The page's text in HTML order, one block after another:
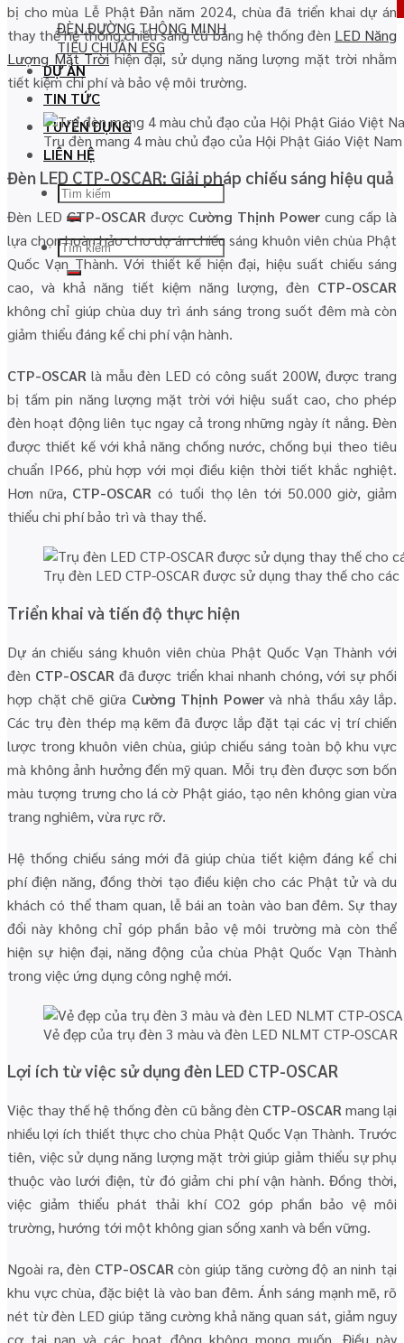
ĐÈN ĐƯỜNG THÔNG MINH
TIÊU CHUẨN ESG
DỰ ÁN
TIN TỨC
TUYỂN DỤNG
LIÊN HỆ
Search
for:
Search
for:
bị cho mùa Lễ Phật Đản năm 2024, chùa đã triển khai dự án
thay thế hệ thống chiếu sáng cũ bằng hệ thống đèn LED Năng
Lượng Mặt Trờihiện đại, sử dụng năng lượng mặt trời nhằm
tiết kiệm chi phí và bảo vệ môi trường.
Trụ đèn mang 4 màu chủ đạo của Hội Phật Giáo Việt Nam
Đèn LED CTP-OSCAR: Giải pháp chiếu sáng hiệu quả
Đèn LED CTP-OSCAR được Cường Thịnh Power cung cấp là
lựa chọn hoàn hảo cho dự án chiếu sáng khuôn viên chùa Phật
Quốc Vạn Thành. Với thiết kế hiện đại, hiệu suất chiếu sáng
cao, và khả năng tiết kiệm năng lượng, đèn CTP-OSCAR
không chỉ giúp chùa duy trì ánh sáng trong suốt đêm mà còn
giảm thiểu đáng kể chi phí vận hành.
CTP-OSCAR là mẫu đèn LED có công suất 200W, được trang
bị tấm pin năng lượng mặt trời với hiệu suất cao, cho phép
đèn hoạt động liên tục ngay cả trong những ngày ít nắng. Đèn
được thiết kế với khả năng chống nước, chống bụi theo tiêu
chuẩn IP66, phù hợp với mọi điều kiện thời tiết khắc nghiệt.
Hơn nữa, CTP-OSCAR có tuổi thọ lên tới 50.000 giờ, giảm
thiểu chi phí bảo trì và thay thế.
Trụ đèn LED CTP-OSCAR được sử dụng thay thế cho
Triển khai và tiến độ thực hiện
Dự án chiếu sáng khuôn viên chùa Phật Quốc Vạn Thành với
đèn CTP-OSCAR đã được triển khai nhanh chóng, với sự phối
hợp chặt chẽ giữa Cường Thịnh Powervà nhà thầu xây lắp.
Các trụ đèn thép mạ kẽm đã được lắp đặt tại các vị trí chiến
lược trong khuôn viên chùa, giúp chiếu sáng toàn bộ khu vực
mà không ảnh hưởng đến mỹ quan. Mỗi trụ đèn được sơn bốn
màu tượng trưng cho lá cờ Phật giáo, tạo nên không gian vừa
trang nghiêm, vừa rực rỡ.
Hệ thống chiếu sáng mới đã giúp chùa tiết kiệm đáng kể chi
phí điện năng, đồng thời tạo điều kiện cho các Phật tử và du
khách có thể tham quan, lễ bái an toàn vào ban đêm. Sự thay
đổi này không chỉ góp phần bảo vệ môi trường mà còn thể
hiện sự hiện đại, năng động của chùa Phật Quốc Vạn Thành
trong việc ứng dụng công nghệ mới.
Vẻ đẹp của trụ đèn 3 màu và đèn LED NLMT CTP-OSCAR
Lợi ích từ việc sử dụng đèn LED CTP-OSCAR
Việc thay thế hệ thống đèn cũ bằng đèn CTP-OSCAR mang lại
nhiều lợi ích thiết thực cho chùa Phật Quốc Vạn Thành. Trước
tiên, việc sử dụng năng lượng mặt trời giúp giảm thiểu sự phụ
thuộc vào lưới điện, từ đó giảm chi phí vận hành. Đồng thời,
việc giảm thiểu phát thải khí CO2 góp phần bảo vệ môi
trường, hướng tới một không gian sống xanh và bền vững.
Ngoài ra, đèn CTP-OSCAR còn giúp tăng cường độ an ninh tại
khu vực chùa, đặc biệt là vào ban đêm. Ánh sáng mạnh mẽ, rõ
nét từ đèn LED giúp tăng cường khả năng quan sát, giảm nguy
cơ tai nạn và các hoạt động không mong muốn. Điều này